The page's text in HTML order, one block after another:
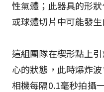
性氣體；此器具的形
或球體切片中可能發生
這組團隊在楔形點上
心的狀態，此時爆炸
相機每隔0.1毫秒拍攝